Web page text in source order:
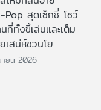
Pop สุดเซ็กซี่ โชว์
ที่ทั้งขี้เล่นและเต็ม
เสน่ห์ชวนโย
ยน 2026